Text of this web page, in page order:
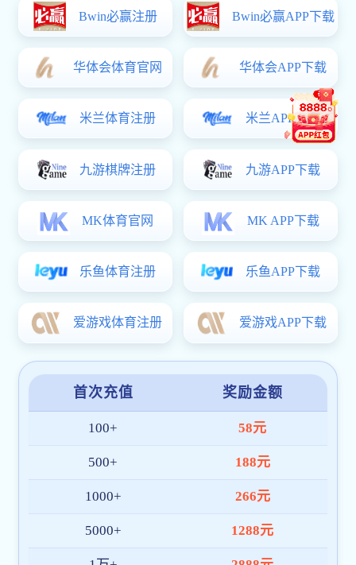
校歌伴唱1.wma 777真人之歌.wma
上海市互联网违法和不良信息举报777真人